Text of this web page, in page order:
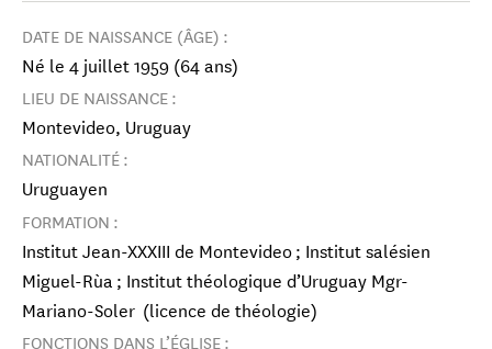
DATE DE NAISSANCE (ÂGE) :
Né le 4 juillet 1959 (64 ans)
LIEU DE NAISSANCE :
Montevideo, Uruguay
NATIONALITÉ :
Uruguayen
FORMATION :
Institut Jean-XXXIII de Montevideo ; Institut salésien
Miguel-Rùa ; Institut théologique d’Uruguay Mgr-
Mariano-Soler (licence de théologie)
FONCTIONS DANS L’ÉGLISE :